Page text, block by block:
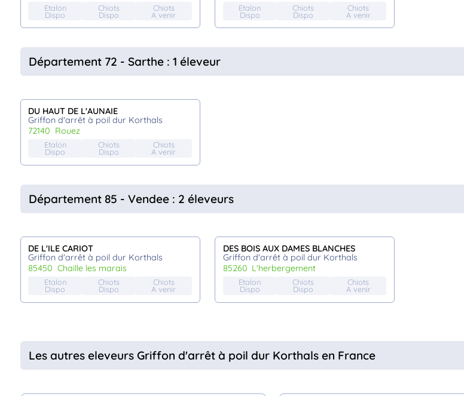
Etalon
Dispo
Chiots
Dispo
Chiots
A venir
Etalon
Dispo
Chiots
Dispo
Chiots
A venir
Département 72 - Sarthe : 1 éleveur
DU HAUT DE L'AUNAIE
Griffon d'arrêt à poil dur Korthals
72140
rouez
Etalon
Dispo
Chiots
Dispo
Chiots
A venir
Département 85 - Vendee : 2 éleveurs
DE L'ILE CARIOT
Griffon d'arrêt à poil dur Korthals
85450
chaille les marais
Etalon
Dispo
Chiots
Dispo
Chiots
A venir
DES BOIS AUX DAMES BLANCHES
Griffon d'arrêt à poil dur Korthals
85260
l'herbergement
Etalon
Dispo
Chiots
Dispo
Chiots
A venir
Les autres eleveurs Griffon d'arrêt à poil dur Korthals en France